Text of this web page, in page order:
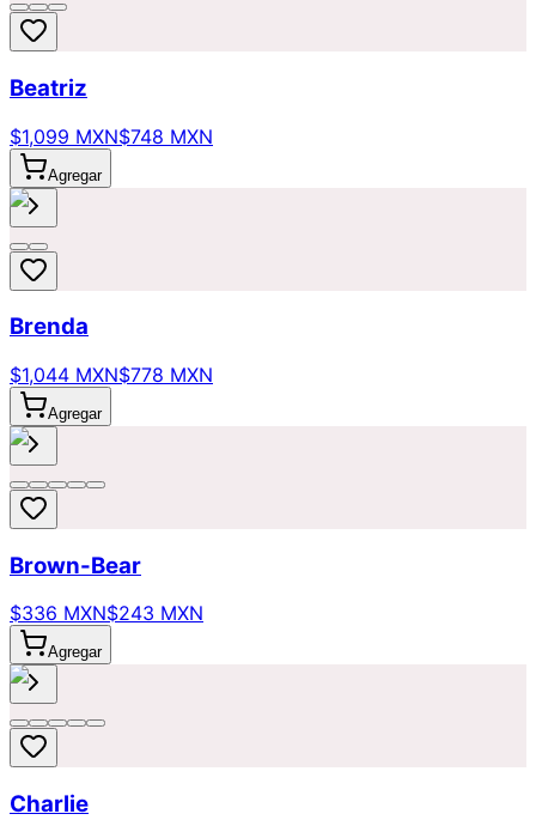
Beatriz
$1,099 MXN$748 MXN
Agregar
Brenda
$1,044 MXN$778 MXN
Agregar
Brown-Bear
$336 MXN$243 MXN
Agregar
Charlie